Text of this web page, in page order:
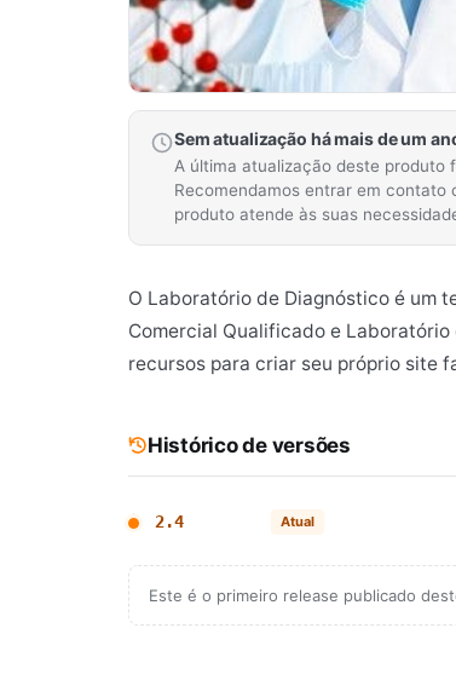
Sem atualização há mais de um
A última atualização deste produto
Recomendamos entrar em contato
produto atende às suas
O Laboratório de Diagnóstico é um
Comercial Qualificado e
recursos para criar seu próprio site
Histórico de versões
2.4 Atual
Este é o primeiro release publicado